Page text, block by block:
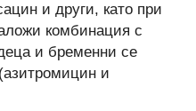
и други, като при
комбинация с
и бременни се
и